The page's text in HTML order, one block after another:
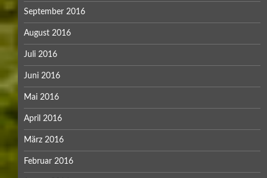
September 2016
August 2016
Juli 2016
Juni 2016
Mai 2016
April 2016
März 2016
Februar 2016